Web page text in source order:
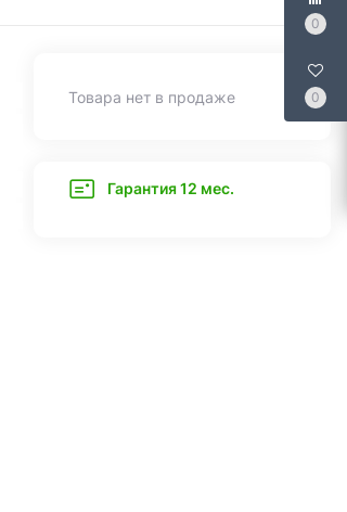
0
0
Товара нет в продаже
Гарантия 12 мес.